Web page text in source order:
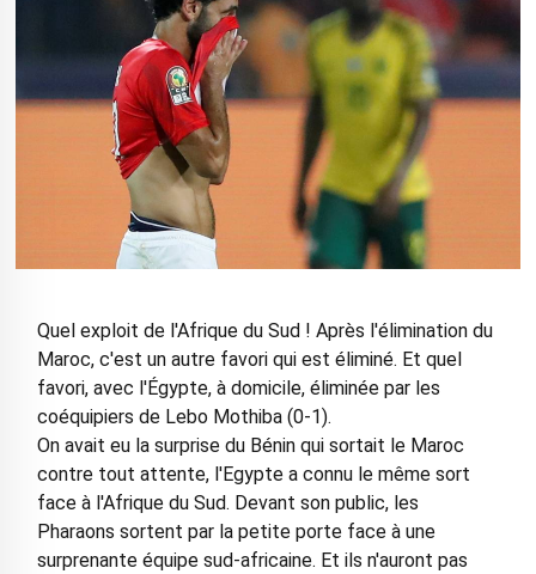
Quel exploit de l'Afrique du Sud ! Après l'élimination du
Maroc, c'est un autre favori qui est éliminé. Et quel
favori, avec l'Égypte, à domicile, éliminée par les
coéquipiers de Lebo Mothiba (0-1).
On avait eu la surprise du Bénin qui sortait le Maroc
contre tout attente, l'Egypte a connu le même sort
face à l'Afrique du Sud. Devant son public, les
Pharaons sortent par la petite porte face à une
surprenante équipe sud-africaine. Et ils n'auront pas